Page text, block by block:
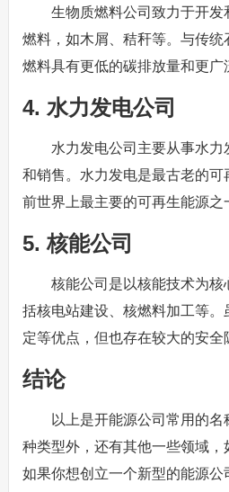
生物质燃料公司致力于开
燃料，如木屑、秸秆等。与传
燃料具有更低的碳排放量和更广
4. 水力发电公司
水力发电公司主要从事水
和销售。水力发电是最古老的可
前世界上最主要的可再生能源之
5. 核能公司
核能公司是以核能技术为
括核电站建设、核燃料加工等。
定等优点，但也存在较大的安全
结论
以上是开能源公司常用的
种类型外，还有其他一些领域，
如果你想创立一个新型的能源公